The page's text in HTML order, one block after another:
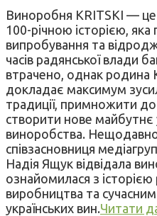
Виноробня KRITSKI —
100-річною історією,
випробування та
часів радянської влади
втрачено, однак родина
докладає максимум
традиції, примножити
створити нове майбутнє
виноробства.
співзасновниця
Надія Ящук відвідала
ознайомилася з
виробництва та
українських вин.Читати